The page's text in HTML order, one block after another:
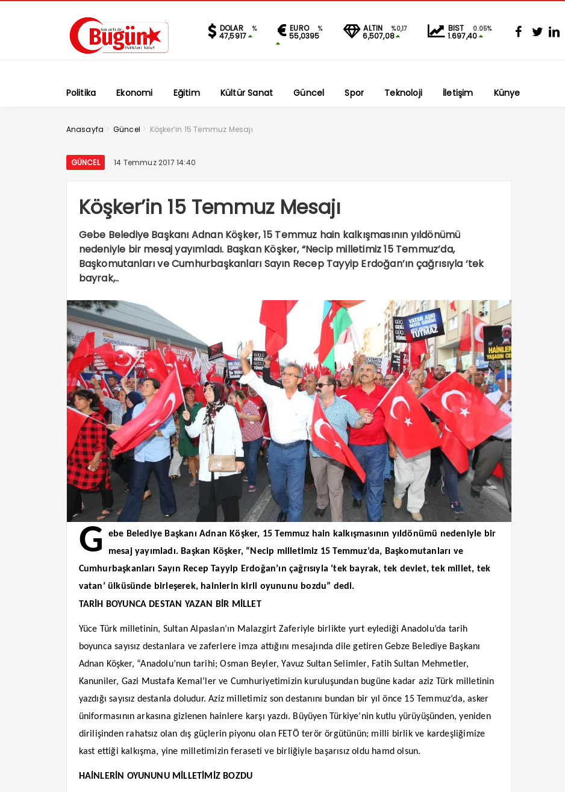
DOLAR %
47,5917
EURO %
55,0395
ALTIN %0,17
6,507,08
BIST 0.05%
1.697,40
Politika Ekonomi Eğitim Kültür Sanat Güncel Spor Teknoloji İletişim Künye
Anasayfa > Güncel > Köşker’in 15 Temmuz Mesajı
GÜNCEL 14 Temmuz 2017 14:40
Köşker’in 15 Temmuz Mesajı
Gebe Belediye Başkanı Adnan Köşker, 15 Temmuz hain kalkışmasının yıldönümü
nedeniyle bir mesaj yayımladı. Başkan Köşker, “Necip milletimiz 15 Temmuz’da,
Başkomutanları ve Cumhurbaşkanları Sayın Recep Tayyip Erdoğan’ın çağrısıyla ‘tek
bayrak,..
G
ebe Belediye Başkanı Adnan Köşker, 15 Temmuz hain kalkışmasının yıldönümü nedeniyle bir
mesaj yayımladı. Başkan Köşker, “Necip milletimiz 15 Temmuz’da, Başkomutanları ve
Cumhurbaşkanları Sayın Recep Tayyip Erdoğan’ın çağrısıyla ‘tek bayrak, tek devlet, tek millet, tek
vatan’ ülküsünde birleşerek, hainlerin kirli oyununu bozdu” dedi.
TARİH BOYUNCA DESTAN YAZAN BİR MİLLET
Yüce Türk milletinin, Sultan Alpaslan’ın Malazgirt Zaferiyle birlikte yurt eylediği Anadolu’da tarih
boyunca sayısız destanlara ve zaferlere imza attığını mesajında dile getiren Gebze Belediye Başkanı
Adnan Köşker, “Anadolu’nun tarihi; Osman Beyler, Yavuz Sultan Selimler, Fatih Sultan Mehmetler,
Kanuniler, Gazi Mustafa Kemal’ler ve Cumhuriyetimizin kuruluşundan bugüne kadar aziz Türk milletinin
yazdığı sayısız destanla doludur. Aziz milletimiz son destanını bundan bir yıl önce 15 Temmuz’da, asker
üniformasının arkasına gizlenen hainlere karşı yazdı. Büyüyen Türkiye’nin kutlu yürüyüşünden, yeniden
dirilişinden rahatsız olan dış güçlerin piyonu olan FETÖ terör örgütünün; milli birlik ve kardeşliğimize
kast ettiği kalkışma, yine milletimizin feraseti ve birliğiyle başarısız oldu hamd olsun.
HAİNLERİN OYUNUNU MİLLETİMİZ BOZDU